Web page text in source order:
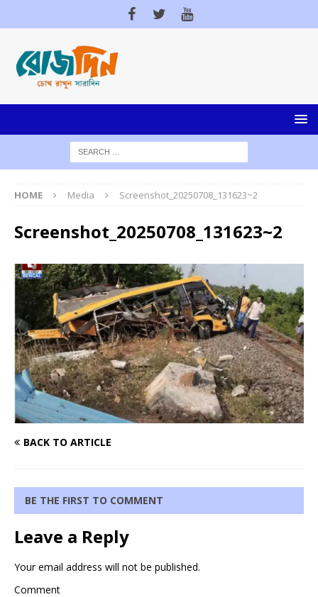
HOME Media Screenshot_20250708_131623~2
Screenshot_20250708_131623~2
BACK TO ARTICLE
BE THE FIRST TO COMMENT
Leave a Reply
Your email address will not be published.
Comment